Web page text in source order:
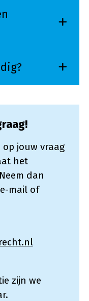
jouw vraag
het
dan
mail of
zijn we